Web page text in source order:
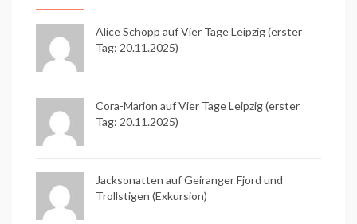
Alice Schopp aufVier Tage Leipzig (erster
Tag: 20.11.2025)
Cora-Marion aufVier Tage Leipzig (erster
Tag: 20.11.2025)
Jacksonatten aufGeiranger Fjord und
Trollstigen (Exkursion)